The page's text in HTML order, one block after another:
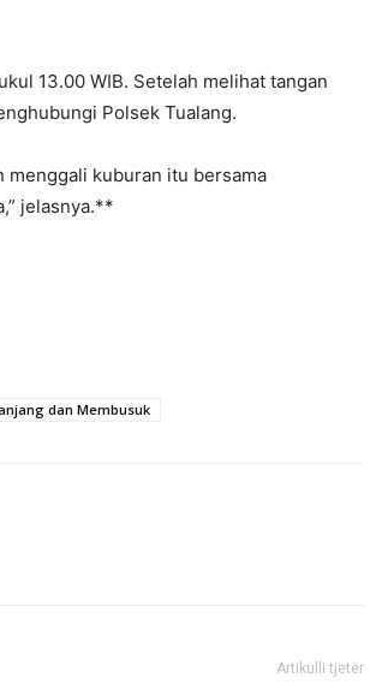
13.00 WIB. Setelah melihat tangan
Polsek Tualang.
menggali kuburan itu bersama
jelasnya.**
dan Membusuk
Artikulli tjetër